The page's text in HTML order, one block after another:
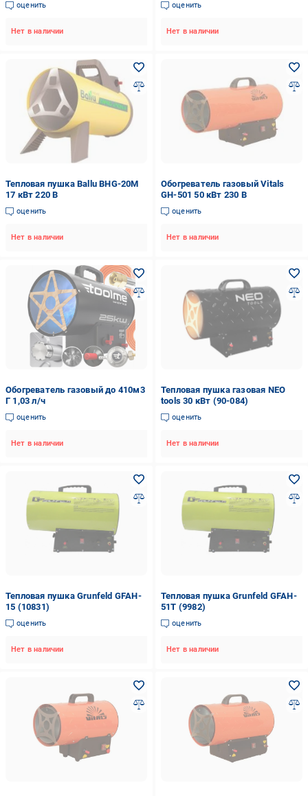
оценить
Нет в наличии
оценить
Нет в наличии
Тепловая пушка Ballu BHG-20M
17 кВт 220 В
оценить
Нет в наличии
Обогреватель газовый Vitals
GH-501 50 кВт 230 В
оценить
Нет в наличии
Обогреватель газовый до 410м3
Г 1,03 л/ч
оценить
Нет в наличии
Тепловая пушка газовая NEO
tools 30 кВт (90-084)
оценить
Нет в наличии
Тепловая пушка Grunfeld GFAH-
15 (10831)
оценить
Нет в наличии
Тепловая пушка Grunfeld GFAH-
51T (9982)
оценить
Нет в наличии